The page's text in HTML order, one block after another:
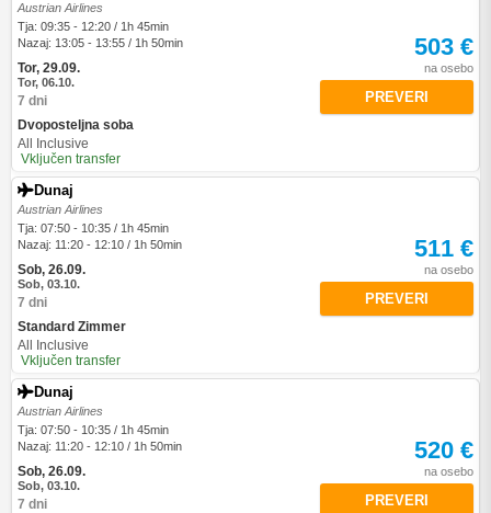
Austrian Airlines
Tja: 09:35 - 12:20 / 1h 45min
Nazaj: 13:05 - 13:55 / 1h 50min
Tor, 29.09.
Tor, 06.10.
7 dni
Dvoposteljna soba
All Inclusive
Vključen transfer
503 €
na osebo
PREVERI
Dunaj
Austrian Airlines
Tja: 07:50 - 10:35 / 1h 45min
Nazaj: 11:20 - 12:10 / 1h 50min
Sob, 26.09.
Sob, 03.10.
7 dni
Standard Zimmer
All Inclusive
Vključen transfer
511 €
na osebo
PREVERI
Dunaj
Austrian Airlines
Tja: 07:50 - 10:35 / 1h 45min
Nazaj: 11:20 - 12:10 / 1h 50min
Sob, 26.09.
Sob, 03.10.
7 dni
520 €
na osebo
PREVERI